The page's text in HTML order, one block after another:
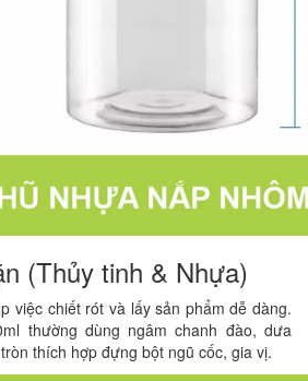
(Thủy tinh & Nhựa)
việc chiết rót và lấy sản phẩm dễ dàng.
thường dùng ngâm chanh đào, dưa
thích hợp đựng bột ngũ cốc, gia vị.